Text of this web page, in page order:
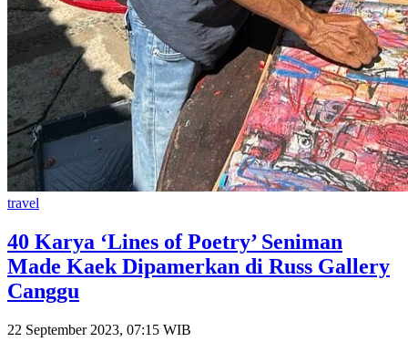
travel
40 Karya ‘Lines of Poetry’ Seniman
Made Kaek Dipamerkan di Russ Gallery
Canggu
22 September 2023, 07:15 WIB